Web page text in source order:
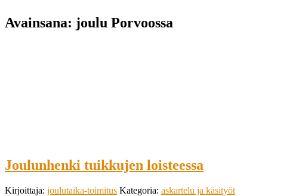
Avainsana: joulu Porvoossa
Joulunhenki tuikkujen loisteessa
Kirjoittaja: joulutaika-toimitus Kategoria: askartelu ja käsityöt